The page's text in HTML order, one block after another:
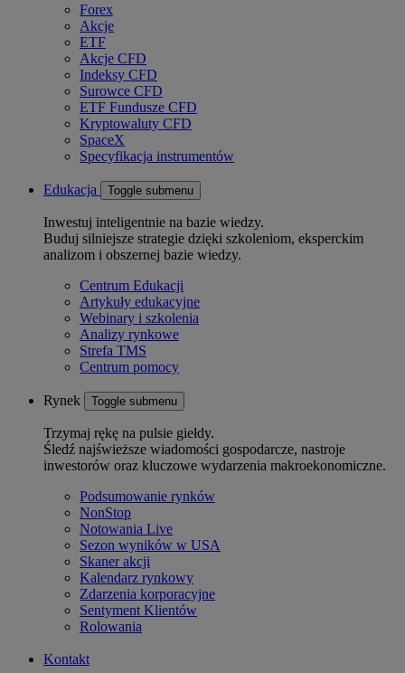
Forex
Akcje
ETF
Akcje CFD
Indeksy CFD
Surowce CFD
ETF Fundusze CFD
Kryptowaluty CFD
SpaceX
Specyfikacja instrumentów
Edukacja Toggle submenu
Inwestuj inteligentnie na bazie wiedzy.
Buduj silniejsze strategie dzięki szkoleniom, eksperckim
analizom i obszernej bazie wiedzy.
Centrum Edukacji
Artykuły edukacyjne
Webinary i szkolenia
Analizy rynkowe
Strefa TMS
Centrum pomocy
Rynek Toggle submenu
Trzymaj rękę na pulsie giełdy.
Śledź najświeższe wiadomości gospodarcze, nastroje
inwestorów oraz kluczowe wydarzenia makroekonomiczne.
Podsumowanie rynków
NonStop
Notowania Live
Sezon wyników w USA
Skaner akcji
Kalendarz rynkowy
Zdarzenia korporacyjne
Sentyment Klientów
Rolowania
Kontakt